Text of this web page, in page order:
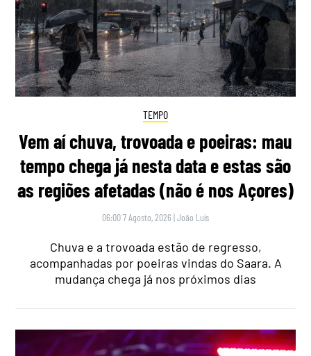
TEMPO
Vem aí chuva, trovoada e poeiras: mau
tempo chega já nesta data e estas são
as regiões afetadas (não é nos Açores)
06:00 7 Agosto, 2026 |João Luís
Chuva e a trovoada estão de regresso,
acompanhadas por poeiras vindas do Saara. A
mudança chega já nos próximos dias